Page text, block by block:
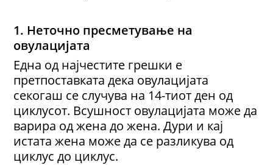
1. Неточно пресметување на
овулацијата
Една од најчестите грешки е
претпоставката дека овулацијата
секогаш се случува на 14-тиот ден од
циклусот. Всушност овулацијата може да
варира од жена до жена. Дури и кај
истата жена може да се разликува од
циклус до циклус.